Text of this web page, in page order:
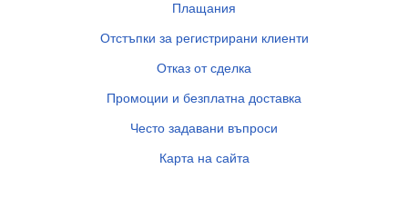
Плащания
Отстъпки за регистрирани клиенти
Отказ от сделка
Промоции и безплатна доставка
Често задавани въпроси
Карта на сайта